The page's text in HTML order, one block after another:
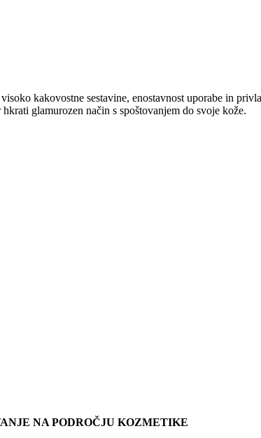
kakovostne sestavine, enostavnost uporabe in
glamurozen način s spoštovanjem do svoje kože.
NA PODROČJU KOZMETIKE